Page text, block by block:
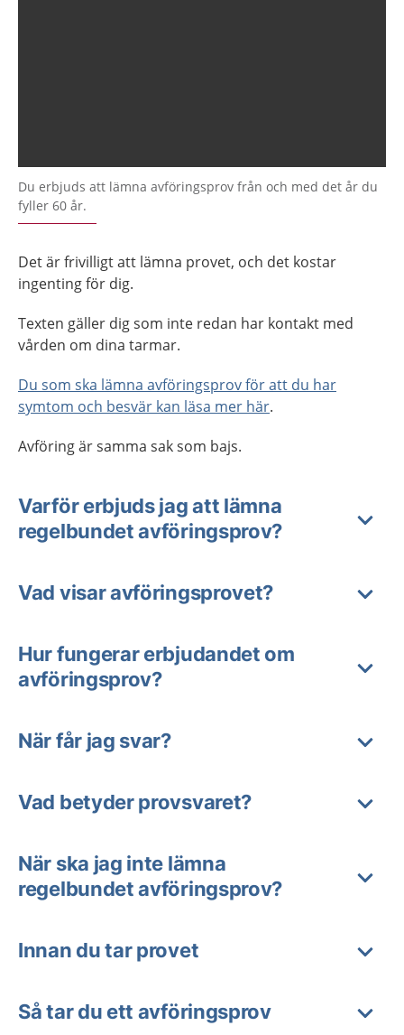
Du erbjuds att lämna avföringsprov från och med det år du
fyller 60 år.
Det är frivilligt att lämna provet, och det kostar
ingenting för dig.
Texten gäller dig som inte redan har kontakt med
vården om dina tarmar.
Du som ska lämna avföringsprov för att du har
symtom och besvär kan läsa mer här.
Avföring är samma sak som bajs.
Varför erbjuds jag att lämna
regelbundet avföringsprov?
Vad visar avföringsprovet?
Hur fungerar erbjudandet om
avföringsprov?
När får jag svar?
Vad betyder provsvaret?
När ska jag inte lämna
regelbundet avföringsprov?
Innan du tar provet
Så tar du ett avföringsprov